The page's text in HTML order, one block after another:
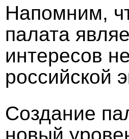
Напомним,
палата
интересов
российской
Создание